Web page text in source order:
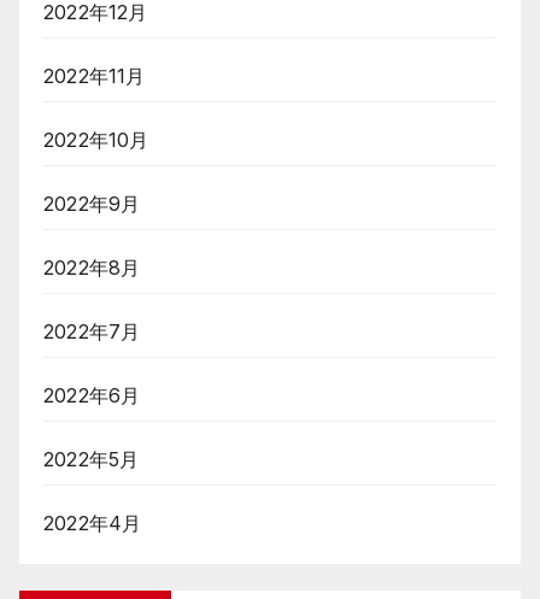
2022年12月
2022年11月
2022年10月
2022年9月
2022年8月
2022年7月
2022年6月
2022年5月
2022年4月